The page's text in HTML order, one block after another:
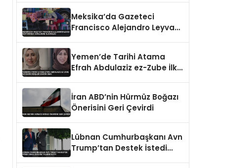
Meksika’da Gazeteci
Francisco Alejandro Leyva
Yemen’de Tarihi Atama
Efrah Abdulaziz ez-Zube İlk
İran ABD’nin Hürmüz Boğazı
Önerisini Geri Çevirdi
Lübnan Cumhurbaşkanı Avn
Trump’tan Destek İstedi